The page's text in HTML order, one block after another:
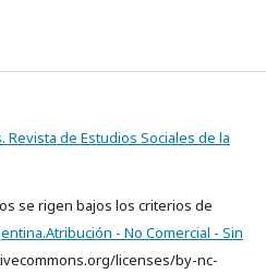
de Estudios Sociales de la
se rigen bajos los criterios de
- No Comercial - Sin
licenses/by-nc-